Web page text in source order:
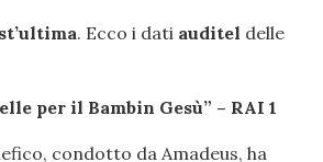
. Ecco i dati auditel delle
per il Bambin Gesù” – RAI 1
condotto da Amadeus, ha